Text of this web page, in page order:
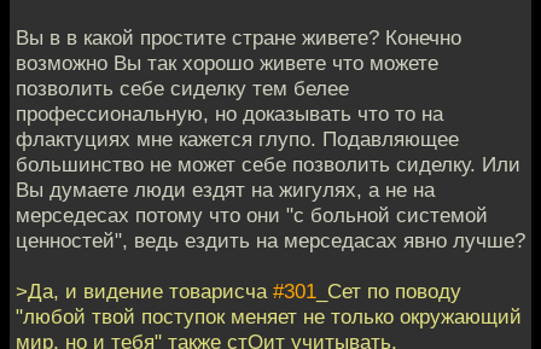
Вы в в какой простите стране живете? Конечно
возможно Вы так хорошо живете что можете
позволить себе сиделку тем белее
профессиональную, но доказывать что то на
флактуциях мне кажется глупо. Подавляющее
большинство не может себе позволить сиделку. Или
Вы думаете люди ездят на жигулях, а не на
мерседесах потому что они "с больной системой
ценностей", ведь ездить на мерседасах явно лучше?
>Да, и видение товарисча #301 _Сет по поводу
"любой твой поступок меняет не только окружающий
мир, но и тебя" также стОит учитывать.